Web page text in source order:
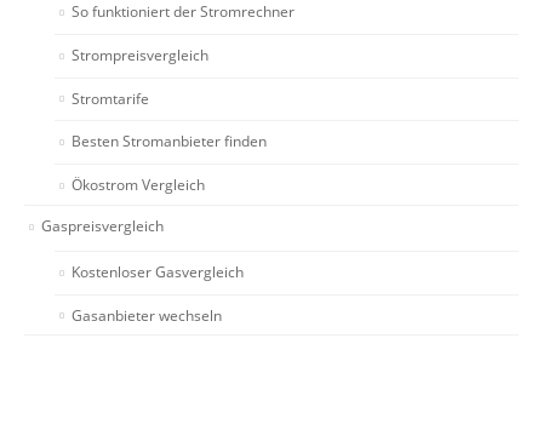
So funktioniert der Stromrechner
Strompreisvergleich
Stromtarife
Besten Stromanbieter finden
Ökostrom Vergleich
Gaspreisvergleich
Kostenloser Gasvergleich
Gasanbieter wechseln